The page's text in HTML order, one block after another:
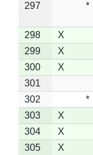
297
*
298
X
299
X
300
X
301
302
*
303
X
304
X
305
X